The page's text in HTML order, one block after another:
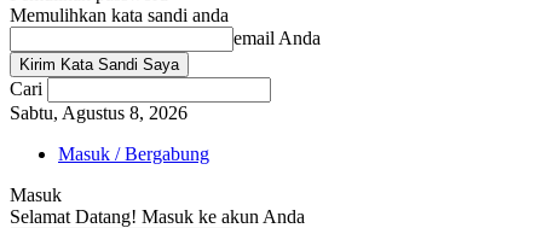
Memulihkan kata sandi anda
email Anda
Cari
Sabtu, Agustus 8, 2026
Masuk / Bergabung
Masuk
Selamat Datang! Masuk ke akun Anda